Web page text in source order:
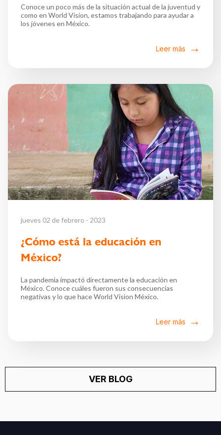
Conoce un poco más de la situación actual de la juventud y
como en World Vision, estamos trabajando para ayudar a
los jóvenes en México.
Leer más
jueves 02 de febrero - 2023
¿Cómo está la educación en
México?
La pandemia impactó directamente la educación en
México. Conoce cuáles fueron sus consecuencias
negativas y lo que hace World Vision México.
Leer más
VER BLOG